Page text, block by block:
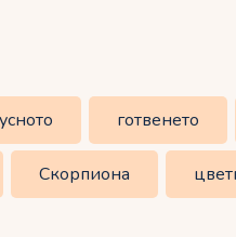
готвенето
Скорпиона